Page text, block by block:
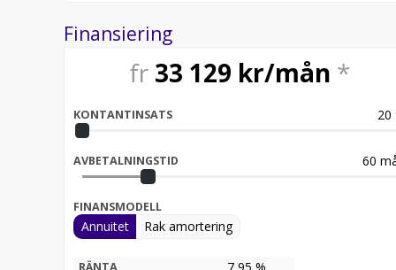
Finansiering
fr 33 129 kr/mån *
KONTANTINSATS 20
AVBETALNINGSTID 60
FINANSMODELL
Annuitet Rak amortering
RÄNTA 7,95 %